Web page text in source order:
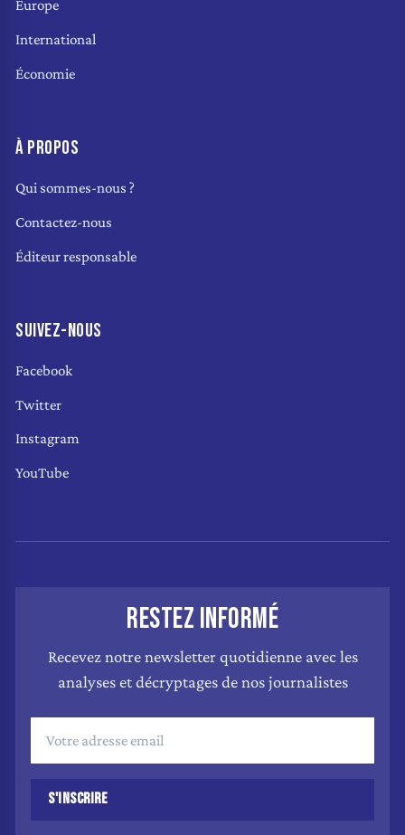
Europe
International
Économie
À PROPOS
Qui sommes-nous ?
Contactez-nous
Éditeur responsable
SUIVEZ-NOUS
Facebook
Twitter
Instagram
YouTube
RESTEZ INFORMÉ
Recevez notre newsletter quotidienne avec les
analyses et décryptages de nos journalistes
S'INSCRIRE